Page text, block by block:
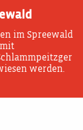
im Spreewald
werden.